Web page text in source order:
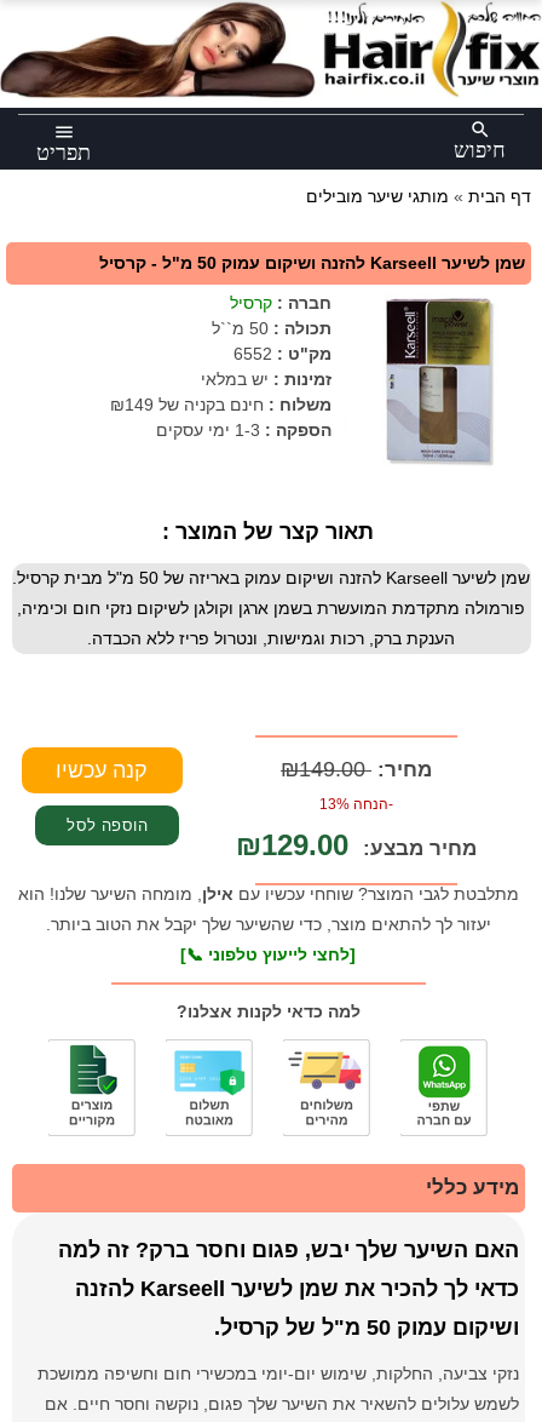
menu
תפריט
search
חיפוש
דף הבית » מותגי שיער מובילים
שמן לשיער Karseell להזנה ושיקום עמוק 50 מ"ל - קרסיל
חברה : קרסיל
תכולה : 50 מ``ל
מק"ט :
6552
זמינות : יש במלאי
משלוח : חינם בקניה של ₪149
הספקה : 1-3 ימי עסקים
תאור קצר של המוצר :
שמן לשיער Karseell להזנה ושיקום עמוק באריזה של 50 מ"ל מבית קרסיל.
פורמולה מתקדמת המועשרת בשמן ארגן וקולגן לשיקום נזקי חום וכימיה,
הענקת ברק, רכות וגמישות, ונטרול פריז ללא הכבדה.
מחיר: ₪149.00
-הנחה 13%
מחיר מבצע: ₪129.00
מתלבטת לגבי המוצר? שוחחי עכשיו עם אילן , מומחה השיער שלנו! הוא
יעזור לך להתאים מוצר, כדי שהשיער שלך יקבל את הטוב ביותר.
[לחצי לייעוץ טלפוני 📞]
למה כדאי לקנות אצלנו?
מידע כללי
האם השיער שלך יבש, פגום וחסר ברק? זה למה
כדאי לך להכיר את שמן לשיער Karseell להזנה
ושיקום עמוק 50 מ"ל של קרסיל.
נזקי צביעה, החלקות, שימוש יום-יומי במכשירי חום וחשיפה ממושכת
לשמש עלולים להשאיר את השיער שלך פגום, נוקשה וחסר חיים. אם
×